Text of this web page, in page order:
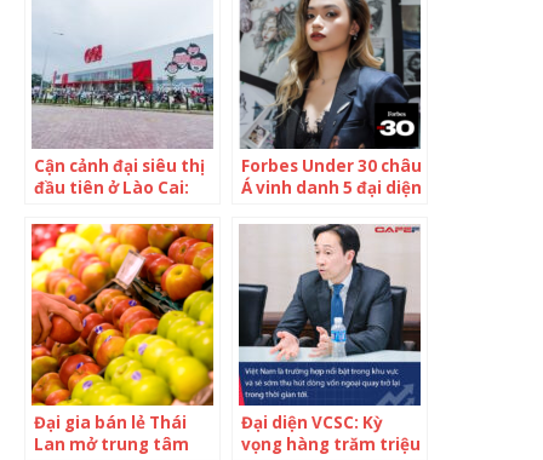
Cận cảnh đại siêu thị
đầu tiên ở Lào Cai:
30.000m2, 300 tỷ
đồng vốn đầu tư, 1/3
gian hàng đến từ
doanh nghiệp địa
phương
Forbes Under 30 châu
Á vinh danh 5 đại diện
lãnh đạo tại VinBus,
người chế tạo vải từ
vỏ hải sản
Đại gia bán lẻ Thái
Lan mở trung tâm
Đại diện VCSC: Kỳ
vọng hàng trăm triệu